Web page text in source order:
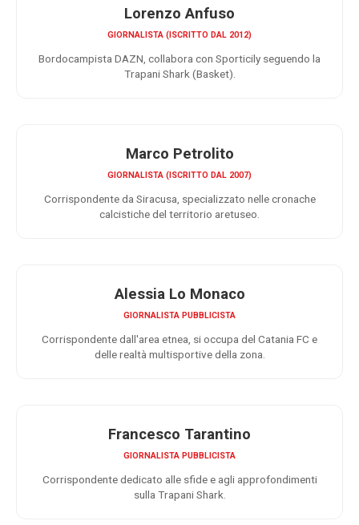
Lorenzo Anfuso
GIORNALISTA (ISCRITTO DAL 2012)
Bordocampista DAZN, collabora con Sporticily seguendo la
Trapani Shark (Basket).
Marco Petrolito
GIORNALISTA (ISCRITTO DAL 2007)
Corrispondente da Siracusa, specializzato nelle cronache
calcistiche del territorio aretuseo.
Alessia Lo Monaco
GIORNALISTA PUBBLICISTA
Corrispondente dall'area etnea, si occupa del Catania FC e
delle realtà multisportive della zona.
Francesco Tarantino
GIORNALISTA PUBBLICISTA
Corrispondente dedicato alle sfide e agli approfondimenti
sulla Trapani Shark.